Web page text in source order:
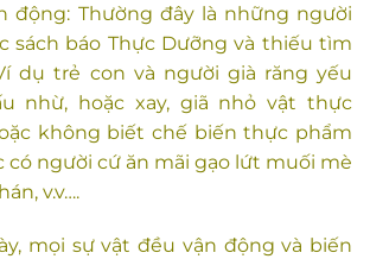
động: Thường đây là những người
sách báo Thực Dưỡng và thiếu tìm
dụ trẻ con và người già răng yếu
nhừ, hoặc xay, giã nhỏ vật thực
không biết chế biến thực phẩm
có người cứ ăn mãi gạo lứt muối mè
v.v….
mọi sự vật đều vận động và biến